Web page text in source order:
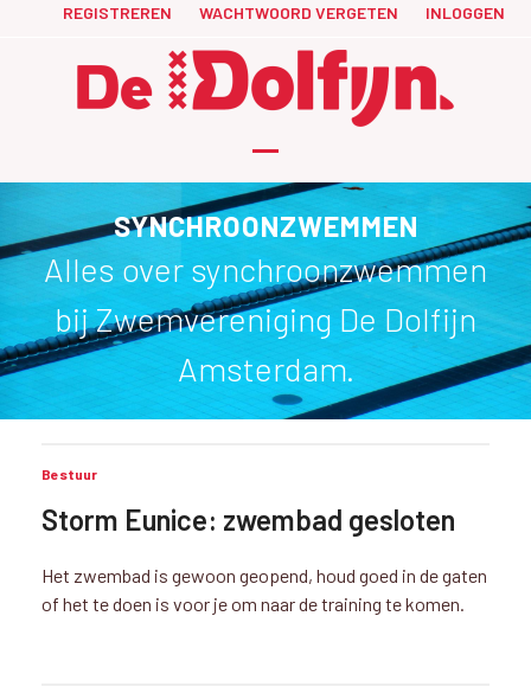
REGISTREREN WACHTWOORD VERGETEN INLOGGEN
Open
mobile
menu
Close
mobile
menu
SYNCHROONZWEMMEN
Alles over synchroonzwemmen
bij Zwemvereniging De Dolfijn
Amsterdam.
Bestuur
Storm Eunice: zwembad gesloten
Het zwembad is gewoon geopend, houd goed in de gaten
of het te doen is voor je om naar de training te komen.